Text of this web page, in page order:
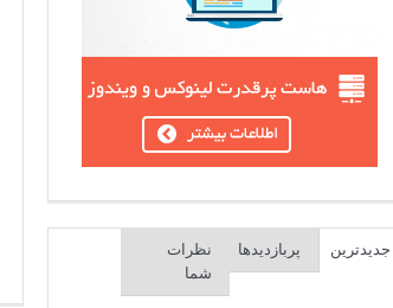
جدیدترین پربازدیدها
نظرات
شما